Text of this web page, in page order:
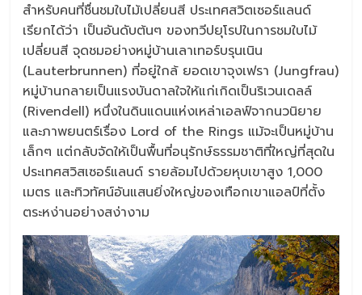
สำหรับคนที่ชื่นชมใบไม้เปลี่ยนสี ประเทศสวิตเซอร์แลนด์
เรียกได้ว่า เป็นอันดับต้นๆ ของทวีปยุโรปในการชมใบไม้
เปลี่ยนสี จุดชมอย่างหมู่บ้านเลาเทอร์บรุนเนิน
(Lauterbrunnen) ที่อยู่ใกล้ ยอดเขาจุงเฟรา (Jungfrau)
หมู่บ้านกลายเป็นแรงบันดาลใจให้แก่เกิดเป็นริเวนเดลล์
(Rivendell) หนึ่งในดินแดนแห่งเหล่าเอลฟ์จากนวนิยาย
และภาพยนตร์เรื่อง Lord of the Rings แม้จะเป็นหมู่บ้าน
เล็กๆ แต่กลับจัดให้เป็นพื้นที่อนุรักษ์ธรรมชาติที่ใหญ่ที่สุดใน
ประเทศสวิสเซอร์แลนด์ รายล้อมไปด้วยหุบเขาสูง 1,000
เมตร และทิวทัศน์อันแสนยิ่งใหญ่ของเทือกเขาแอลป์ที่ตั้ง
ตระหง่านอย่างสง่างาม